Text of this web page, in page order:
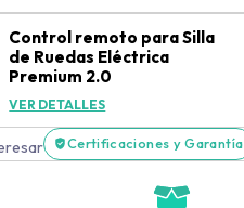
Control remoto para Silla
de Ruedas Eléctrica
Premium 2.0
VER DETALLES
Certificaciones y Garantía